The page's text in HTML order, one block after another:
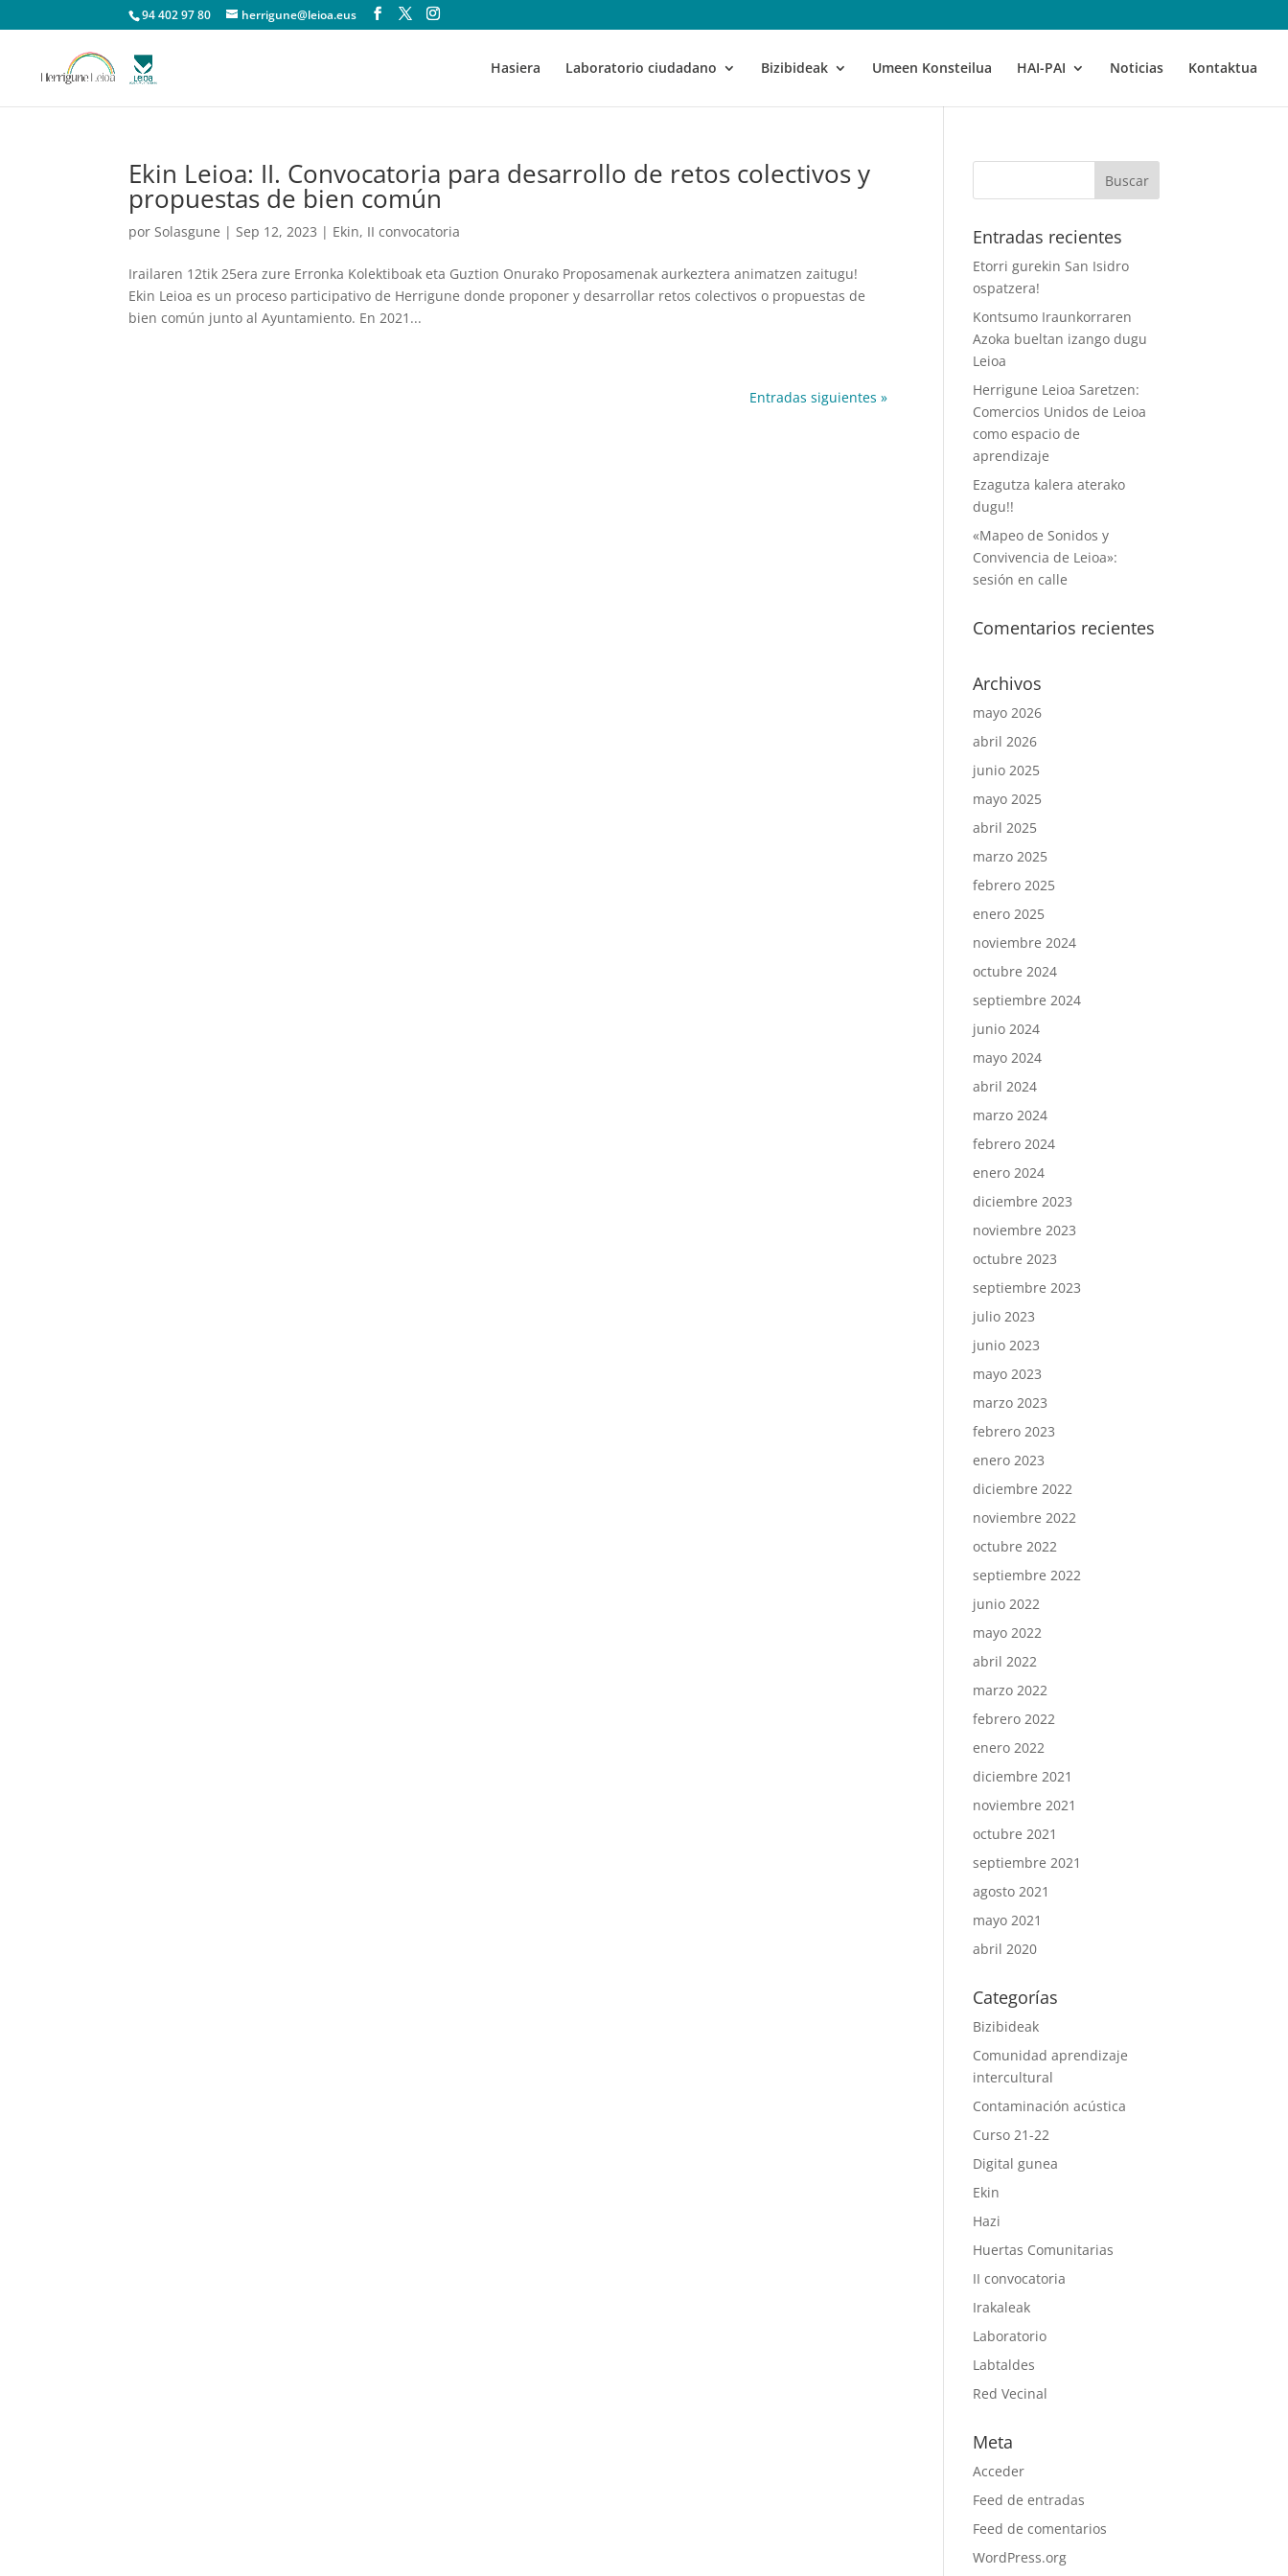
94 402 97 80 herrigune@leioa.eus
Hasiera Laboratorio ciudadano Bizibideak Umeen Konsteilua HAI-PAI Noticias Kontaktua
Ekin Leioa: II. Convocatoria para desarrollo de retos colectivos y
propuestas de bien común
porSolasgune |Sep 12, 2023 | Ekin, II convocatoria
Irailaren 12tik 25era zure Erronka Kolektiboak eta Guztion Onurako Proposamenak aurkeztera animatzen zaitugu!
Ekin Leioa es un proceso participativo de Herrigune donde proponer y desarrollar retos colectivos o propuestas de
bien común junto al Ayuntamiento. En 2021...
Entradas siguientes »
Entradas recientes
Etorri gurekin San Isidro
ospatzera!
Kontsumo Iraunkorraren
Azoka bueltan izango dugu
Leioa
Herrigune Leioa Saretzen:
Comercios Unidos de Leioa
como espacio de
aprendizaje
Ezagutza kalera aterako
dugu!!
«Mapeo de Sonidos y
Convivencia de Leioa»:
sesión en calle
Comentarios recientes
Archivos
mayo 2026
abril 2026
junio 2025
mayo 2025
abril 2025
marzo 2025
febrero 2025
enero 2025
noviembre 2024
octubre 2024
septiembre 2024
junio 2024
mayo 2024
abril 2024
marzo 2024
febrero 2024
enero 2024
diciembre 2023
noviembre 2023
octubre 2023
septiembre 2023
julio 2023
junio 2023
mayo 2023
marzo 2023
febrero 2023
enero 2023
diciembre 2022
noviembre 2022
octubre 2022
septiembre 2022
junio 2022
mayo 2022
abril 2022
marzo 2022
febrero 2022
enero 2022
diciembre 2021
noviembre 2021
octubre 2021
septiembre 2021
agosto 2021
mayo 2021
abril 2020
Categorías
Bizibideak
Comunidad aprendizaje
intercultural
Contaminación acústica
Curso 21-22
Digital gunea
Ekin
Hazi
Huertas Comunitarias
II convocatoria
Irakaleak
Laboratorio
Labtaldes
Red Vecinal
Meta
Acceder
Feed de entradas
Feed de comentarios
WordPress.org